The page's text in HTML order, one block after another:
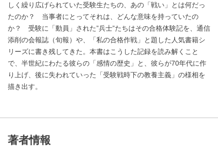
しく繰り広げられていた受験生たちの、あの「戦い」とは何だっ
たのか？ 当事者にとってそれは、どんな意味を持っていたの
か？ 受験に「動員」された”兵士”たちはその合格体験記を、通信
添削の会報誌（旬報）や、「私の合格作戦」と題した人気書籍シ
リーズに書き残してきた。本書はこうした記録を読み解くこと
で、半世紀にわたる彼らの「感情の歴史」と、彼らが70年代に作
り上げ、後に失われていった「受験戦時下の教養主義」の様相を
描き出す。
著者情報